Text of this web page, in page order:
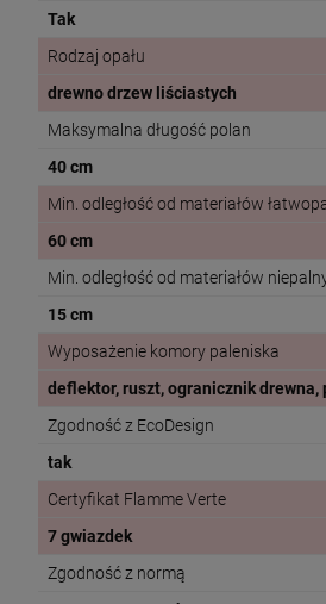
Tak
Rodzaj opału
drewno drzew liściastych
Maksymalna długość polan
40 cm
Min. odległość od materiałów
60 cm
Min. odległość od materiałów
15 cm
Wyposażenie komory paleniska
deflektor, ruszt, ogranicznik drewna,
Zgodność z EcoDesign
tak
Certyfikat Flamme Verte
7 gwiazdek
Zgodność z normą